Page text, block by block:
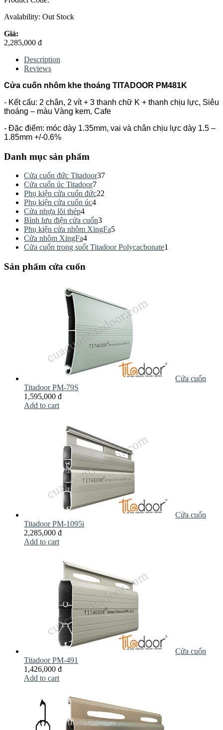
Avalability: Out Stock
Giá:
2,285,000 đ
Description
Reviews
Cửa cuốn nhôm khe thoáng TITADOOR PM481K
- Kết cấu: 2 chân, 2 vít + 3 thanh chữ K + thanh chịu lực, Siêu
thoáng – màu Vàng kem, Cafe
- Đặc điểm: móc dày 1.35mm, vai và chân chịu lực dày 1.5 –
1.85mm +/-0.6%
Danh mục sản phẩm
Cửa cuốn đức Titadoor37
Cửa cuốn úc Titadoor7
Phụ kiện cửa cuốn đức22
Phụ kiện cửa cuốn úc4
Cửa nhựa lõi thép4
Bình lưu điện cửa cuốn3
Phụ kiện cửa nhôm XingFa5
Cửa nhôm XingFa4
Cửa cuốn trong suốt Titadoor Polycacbonate1
Sản phẩm cửa cuốn
Cửa cuốn
Titadoor PM-79S
1,595,000 đ
Add to cart
Cửa cuốn
Titadoor PM-1095i
2,285,000 đ
Add to cart
Cửa cuốn
Titadoor PM-491
1,426,000 đ
Add to cart